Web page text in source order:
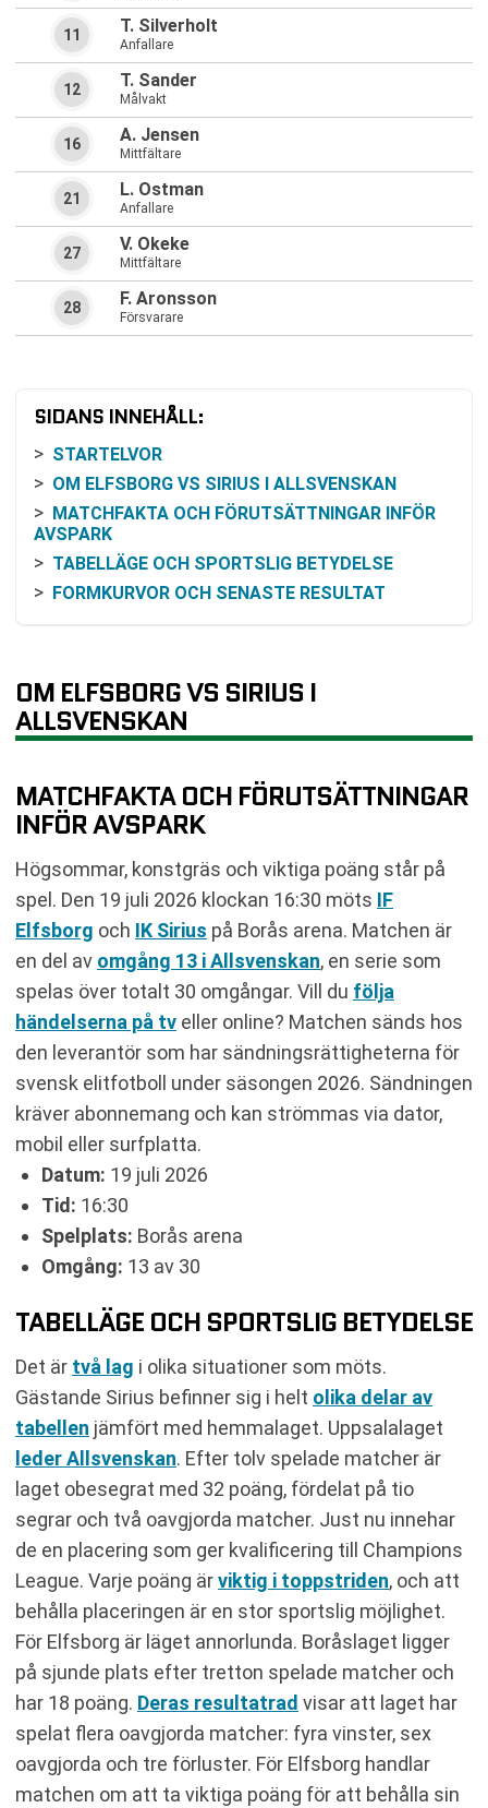
T. Silverholt
Anfallare
11
T. Sander
Målvakt
12
A. Jensen
Mittfältare
16
L. Ostman
Anfallare
21
V. Okeke
Mittfältare
27
F. Aronsson
Försvarare
28
SIDANS INNEHÅLL:
STARTELVOR
OM ELFSBORG VS SIRIUS I ALLSVENSKAN
MATCHFAKTA OCH FÖRUTSÄTTNINGAR INFÖR
AVSPARK
TABELLÄGE OCH SPORTSLIG BETYDELSE
FORMKURVOR OCH SENASTE RESULTAT
KOMMANDE SPELSCHEMA
VANLIGA FRÅGOR OM ELFSBORG VS SIRIUS
TABELL
OM ELFSBORG VS SIRIUS I
ALLSVENSKAN
MATCHFAKTA OCH FÖRUTSÄTTNINGAR
INFÖR AVSPARK
Högsommar, konstgräs och viktiga poäng står på
spel. Den 19 juli 2026 klockan 16:30 möts IF
Elfsborg och IK Sirius på Borås arena. Matchen är
en del av omgång 13 i Allsvenskan, en serie som
spelas över totalt 30 omgångar. Vill du följa
händelserna på tv eller online? Matchen sänds hos
den leverantör som har sändningsrättigheterna för
svensk elitfotboll under säsongen 2026. Sändningen
kräver abonnemang och kan strömmas via dator,
mobil eller surfplatta.
Datum: 19 juli 2026
Tid: 16:30
Spelplats: Borås arena
Omgång: 13 av 30
TABELLÄGE OCH SPORTSLIG BETYDELSE
Det är två lag i olika situationer som möts.
Gästande Sirius befinner sig i helt olika delar av
tabellen jämfört med hemmalaget. Uppsalalaget
leder Allsvenskan. Efter tolv spelade matcher är
laget obesegrat med 32 poäng, fördelat på tio
segrar och två oavgjorda matcher. Just nu innehar
de en placering som ger kvalificering till Champions
League. Varje poäng ärviktig i toppstriden, och att
behålla placeringen är en stor sportslig möjlighet.
För Elfsborg är läget annorlunda. Boråslaget ligger
på sjunde plats efter tretton spelade matcher och
har 18 poäng. Deras resultatrad visar att laget har
spelat flera oavgjorda matcher: fyra vinster, sex
oavgjorda och tre förluster. För Elfsborg handlar
matchen om att ta viktiga poäng för att behålla sin